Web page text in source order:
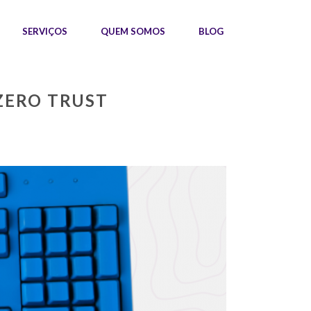
SERVIÇOS QUEM SOMOS BLOG
TRUST